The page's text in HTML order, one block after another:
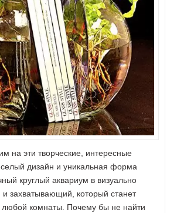
на эти творческие, интересные
дизайн и уникальная форма
круглый аквариум в визуально
и захватывающий, который станет
комнаты. Почему бы не найти